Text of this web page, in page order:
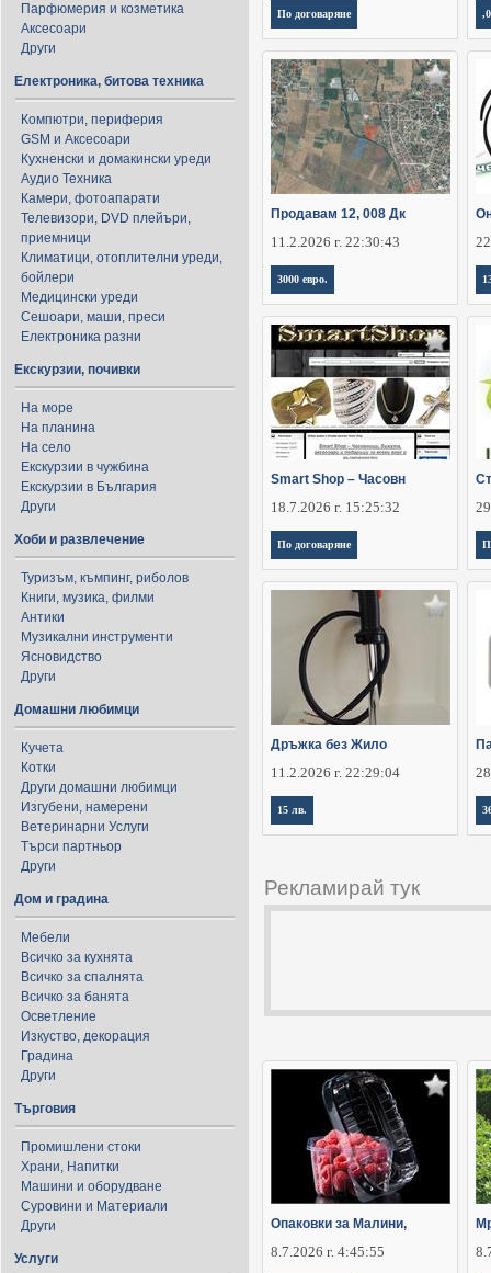
Парфюмерия и козметика
Аксесоари
Други
Електроника, битова техника
Компютри, периферия
GSM и Аксесоари
Кухненски и домакински уреди
Аудио Техника
Камери, фотоапарати
Телевизори, DVD плейъри,
приемници
Климатици, отоплителни уреди,
бойлери
Медицински уреди
Сешоари, маши, преси
Електроника разни
Екскурзии, почивки
На море
На планина
На село
Екскурзии в чужбина
Екскурзии в България
Други
Хоби и развлечение
Туризъм, къмпинг, риболов
Книги, музика, филми
Антики
Музикални инструменти
Ясновидство
Други
Домашни любимци
Кучета
Котки
Други домашни любимци
Изгубени, намерени
Ветеринарни Услуги
Търси партньор
Други
Дом и градина
Мебели
Всичко за кухнята
Всичко за спалнята
Всичко за банята
Осветление
Изкуство, декорация
Градина
Други
Търговия
Промишлени стоки
Храни, Напитки
Машини и оборудване
Суровини и Материали
Други
Услуги
По договаряне
Продавам 12, 008 Дк
11.2.2026 г. 22:30:43
3000 евро.
Smart Shop – Часовн
18.7.2026 г. 15:25:32
По договаряне
Дръжка без Жило
11.2.2026 г. 22:29:04
15 лв.
Рекламирай тук
Опаковки за Малини,
8.7.2026 г. 4:45:55